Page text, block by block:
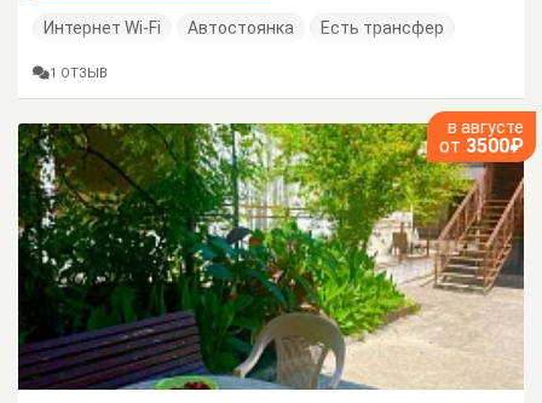
Интернет Wi-Fi Автостоянка Есть трансфер
1 ОТЗЫВ
в августе
от 3500₽